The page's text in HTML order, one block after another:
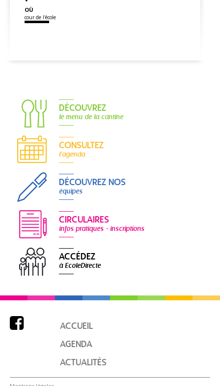
OÙ
cour de l'école
DÉCOUVREZ
le menu de la cantine
CONSULTEZ
l'agenda
DÉCOUVREZ NOS
équipes
CIRCULAIRES
infos pratiques - inscriptions
ACCÉDEZ
à EcoleDirecte

ACCUEIL
AGENDA
ACTUALITÉS